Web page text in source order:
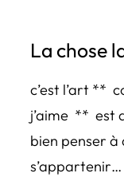
La chose
c’est l’art **
j’aime ** est
bien penser
s’appartenir…